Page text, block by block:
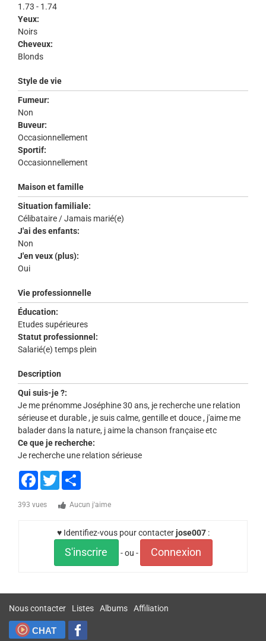
1.73 - 1.74
Yeux:
Noirs
Cheveux:
Blonds
Style de vie
Fumeur:
Non
Buveur:
Occasionnellement
Sportif:
Occasionnellement
Maison et famille
Situation familiale:
Célibataire / Jamais marié(e)
J'ai des enfants:
Non
J'en veux (plus):
Oui
Vie professionnelle
Éducation:
Etudes supérieures
Statut professionnel:
Salarié(e) temps plein
Description
Qui suis-je ?:
Je me prénomme Joséphine 30 ans, je recherche une relation
sérieuse et durable , je suis calme, gentille et douce , j'aime me
balader dans la nature, j aime la chanson française etc
Ce que je recherche:
Je recherche une relation sérieuse
Facebook
Twitter
393 vues Aucun j'aime
♥ Identifiez-vous pour contacterjose007:
S'inscrire - ou - Connexion
Nous contacter Listes Albums Affiliation
CHAT